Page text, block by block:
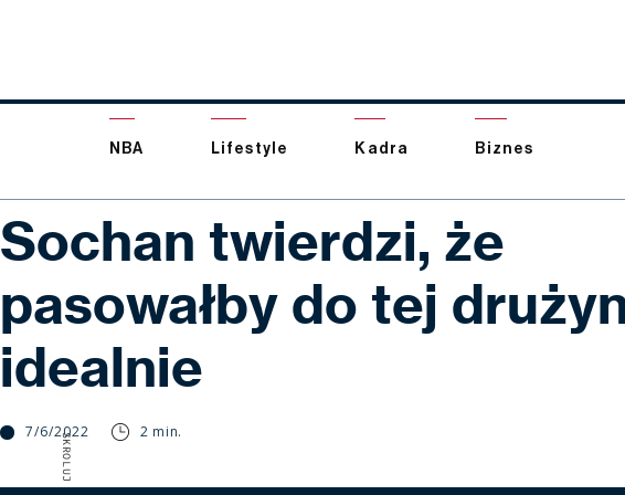
NBA Lifestyle Kadra Biznes
Sochan twierdzi, że
pasowałby do tej
idealnie
7/6/2022 2 min.